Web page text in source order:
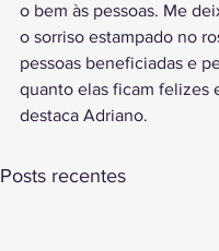
o bem às pessoas. Me
o sorriso estampado no
pessoas beneficiadas e
quanto elas ficam felizes
destaca Adriano.
Posts recentes